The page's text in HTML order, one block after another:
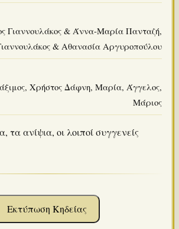
Γιαννουλάκος & Άννα-Μαρία Πανταζή,
& Αθανασία Αργυροπούλου
Χρήστος Δάφνη, Μαρία, Άγγελος,
Μάριος
τα ανίψια, οι λοιποί συγγενείς
Εκτύπωση Κηδείας